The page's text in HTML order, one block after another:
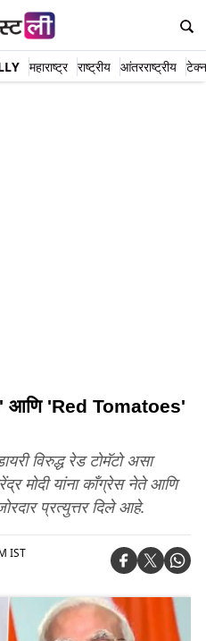
महाराष्ट्र राष्ट्रीय आंतरराष्ट्रीय
आणि 'Red Tomatoes'
विरुद्ध रेड टोमॅटो असा
मोदी यांना काँग्रेस नेते आणि
प्रत्युत्तर दिले आहे.
IST